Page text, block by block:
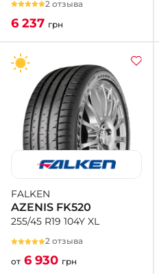
2 отзыва
6 237 грн
FALKEN
AZENIS FK520
255/45 R19 104Y XL
2 отзыва
от 6 930 грн